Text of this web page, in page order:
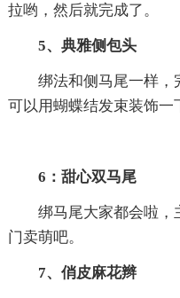
拉哟，然后就完成了。
5、典雅侧包头
绑法和侧马尾一样，
可以用蝴蝶结发束装饰一
6：甜心双马尾
绑马尾大家都会啦，
门卖萌吧。
7、俏皮麻花辫